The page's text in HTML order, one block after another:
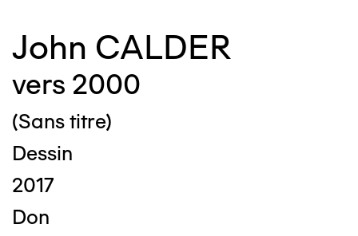
John CALDER
vers 2000
(Sans titre)
Dessin
2017
Don